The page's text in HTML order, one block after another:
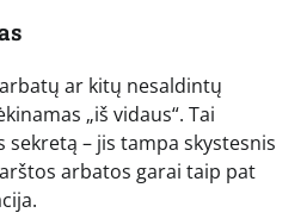
ar kitų nesaldintų
„iš vidaus“. Tai
– jis tampa skystesnis
arbatos garai taip pat